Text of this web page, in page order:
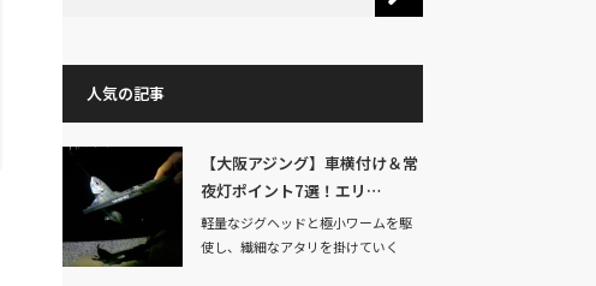
人気の記事
【大阪アジング】車横付け＆常
夜灯ポイント7選！エリ…
軽量なジグヘッドと極小ワームを駆
使し、繊細なアタリを掛けていく